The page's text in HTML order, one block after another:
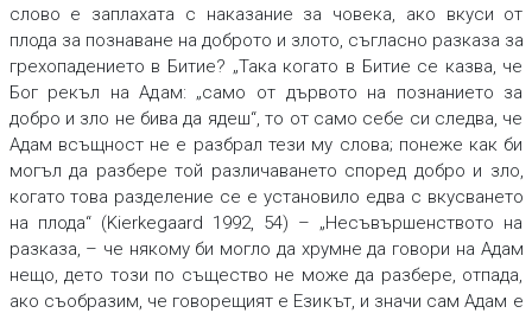
слово е заплахата с наказание за човека, ако вкуси от
плода за познаване на доброто и злото, съгласно разказа за
грехопадението в Битие? „Така когато в Битие се казва, че
Бог рекъл на Адам: „само от дървото на познанието за
добро и зло не бива да ядеш“, то от само себе си следва, че
Адам всъщност не е разбрал тези му слова; понеже как би
могъл да разбере той различаването според добро и зло,
когато това разделение се е установило едва с вкусването
на плода“ (Kierkegaard 1992, 54) – „Несъвършенството на
разказа, – че някому би могло да хрумне да говори на Адам
нещо, дето този по същество не може да разбере, отпада,
ако съобразим, че говорещият е Езикът, и значи сам Адам е